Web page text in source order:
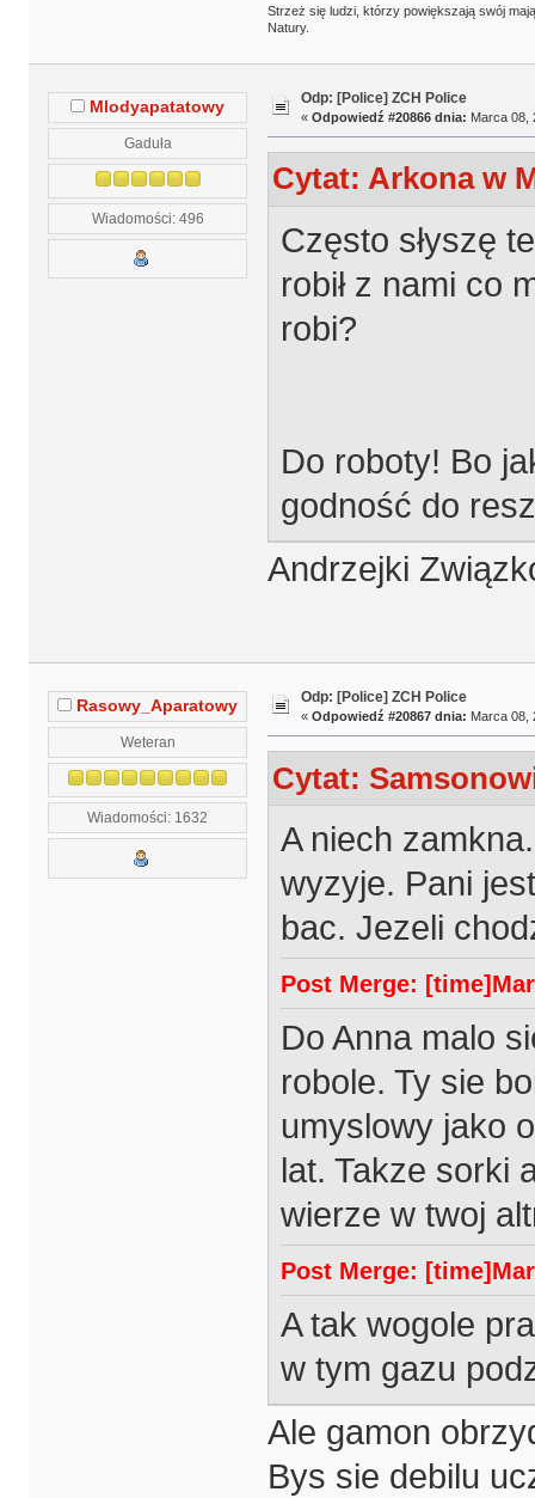
Strzeż się ludzi, którzy powiększają swój
Natury.
Mlodyapatatowy
Gaduła
Wiadomości: 496
Odp: [Police] ZCH Police
« Odpowiedź #20866 dnia: Marca 08,
Cytat: Arkona w
Często słyszę
robił z nami co
robi?
Do roboty! Bo
godność do
Andrzejki
Rasowy_Aparatowy
Weteran
Wiadomości: 1632
Odp: [Police] ZCH Police
« Odpowiedź #20867 dnia: Marca 08,
Cytat:
A niech
wyzyje. Pani
bac. Jezeli
Post Merge:
Do Anna malo
robole. Ty sie
umyslowy jako
lat. Takze sorki
wierze w twoj
Post Merge:
A tak wogole
w tym gazu
Ale gamon
Bys sie debilu